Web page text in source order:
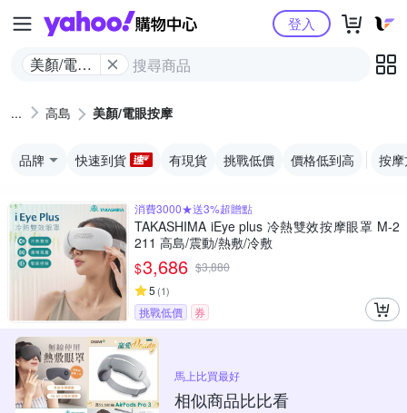
Yahoo購物中心
美顏/電眼
登入
高島 美顏/電眼按摩
品牌 快速到貨 有現貨 挑戰低價 價格低到高 按
消費3000★送3%超贈點
TAKASHIMA iEye plus 冷熱雙效按摩眼罩 M-2
211 高島/震動/熱敷/冷敷
$3,686 $3,880
5 (1)
挑戰低價 券
馬上比買最好
相似商品比比看